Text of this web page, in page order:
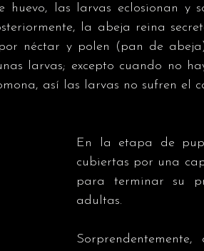
las larvas eclosionan y
la abeja reina
néctar y polen (pan de
larvas; excepto cuando no
así las larvas no sufren el
En la etapa de
cubiertas por una
para terminar su
adultas.